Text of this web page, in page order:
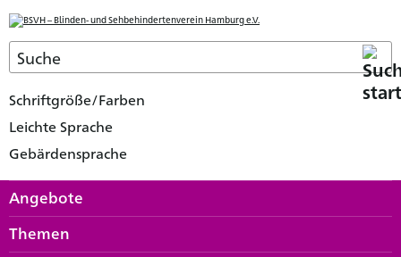
Schriftgröße/Farben
Leichte Sprache
Gebärdensprache
Angebote
Themen